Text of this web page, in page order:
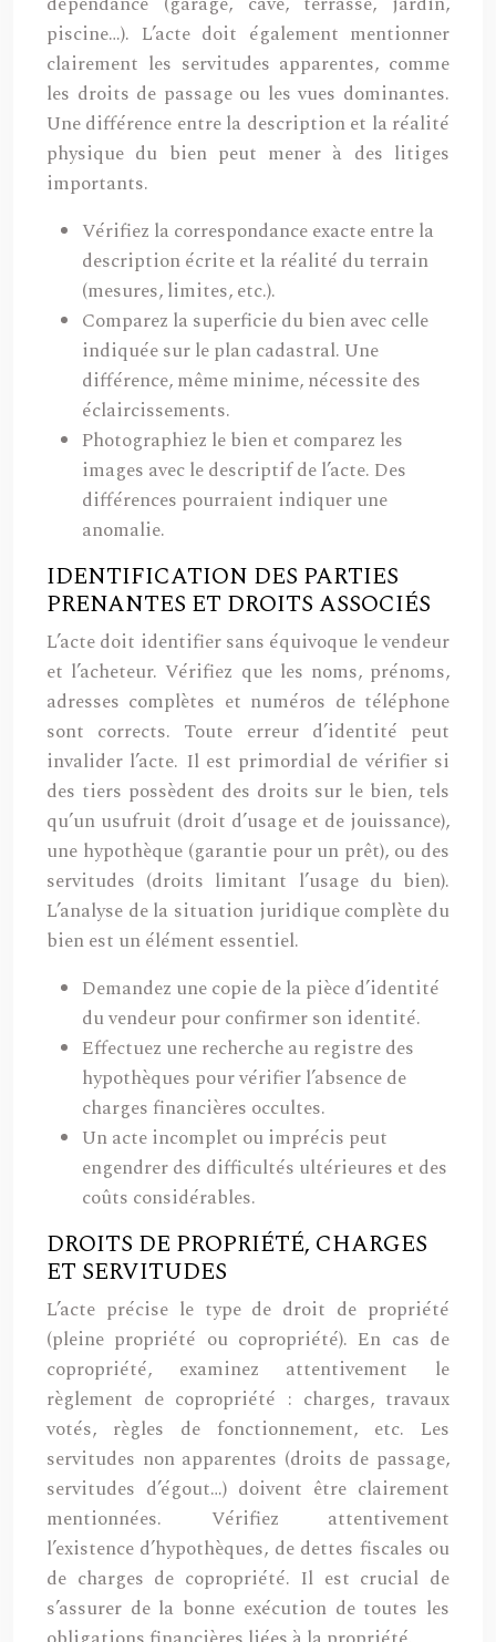
piscine…). L’acte doit également mentionner
clairement les servitudes apparentes, comme
les droits de passage ou les vues dominantes.
Une différence entre la description et la réalité
physique du bien peut mener à des litiges
importants.
Vérifiez la correspondance exacte entre la
description écrite et la réalité du terrain
(mesures, limites, etc.).
Comparez la superficie du bien avec celle
indiquée sur le plan cadastral. Une
différence, même minime, nécessite des
éclaircissements.
Photographiez le bien et comparez les
images avec le descriptif de l’acte. Des
différences pourraient indiquer une
anomalie.
IDENTIFICATION DES PARTIES
PRENANTES ET DROITS ASSOCIÉS
L’acte doit identifier sans équivoque le vendeur
et l’acheteur. Vérifiez que les noms, prénoms,
adresses complètes et numéros de téléphone
sont corrects. Toute erreur d’identité peut
invalider l’acte. Il est primordial de vérifier si
des tiers possèdent des droits sur le bien, tels
qu’un usufruit (droit d’usage et de jouissance),
une hypothèque (garantie pour un prêt), ou des
servitudes (droits limitant l’usage du bien).
L’analyse de la situation juridique complète du
bien est un élément essentiel.
Demandez une copie de la pièce d’identité
du vendeur pour confirmer son identité.
Effectuez une recherche au registre des
hypothèques pour vérifier l’absence de
charges financières occultes.
Un acte incomplet ou imprécis peut
engendrer des difficultés ultérieures et des
coûts considérables.
DROITS DE PROPRIÉTÉ, CHARGES
ET SERVITUDES
L’acte précise le type de droit de propriété
(pleine propriété ou copropriété). En cas de
copropriété, examinez attentivement le
règlement de copropriété : charges, travaux
votés, règles de fonctionnement, etc. Les
servitudes non apparentes (droits de passage,
servitudes d’égout…) doivent être clairement
mentionnées. Vérifiez attentivement
l’existence d’hypothèques, de dettes fiscales ou
de charges de copropriété. Il est crucial de
s’assurer de la bonne exécution de toutes les